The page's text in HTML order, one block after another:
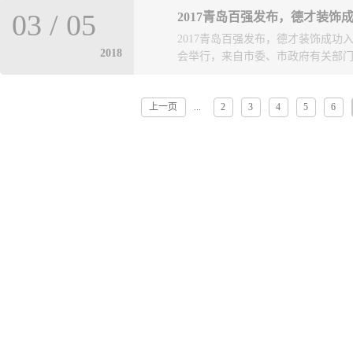
发展,将产生积极作用和深远意义
“民营经济年度人物”、“行业领军
境严峻的形势下，逆势增长，荣获
奖、国优奖、国家级守合同重信用
展的高度认可与肯定，必将激励德
新的更大的贡献。
的唯一一家民营企业。青岛市市长
开、公正、公平”的原则，经过资
长质量奖评审委员会全体会议审议
式，表彰在经营管理方面取得卓越
计、建筑设计、装饰设计、装饰、
2017青岛百强发布，德才装饰
2018
03 / 05
2017青岛百强发布，德才装饰成功
会举行，来自市委、市政府有关部
企业家协会会员企业以及全市各界
上一页 ... 2 3 4 5 6